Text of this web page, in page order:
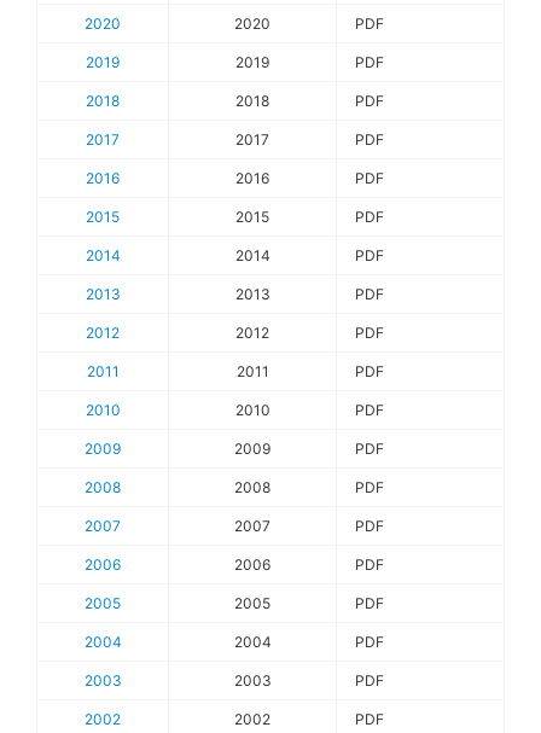
2020 2020 PDF
2019 2019 PDF
2018 2018 PDF
2017 2017 PDF
2016 2016 PDF
2015 2015 PDF
2014 2014 PDF
2013 2013 PDF
2012 2012 PDF
2011 2011 PDF
2010 2010 PDF
2009 2009 PDF
2008 2008 PDF
2007 2007 PDF
2006 2006 PDF
2005 2005 PDF
2004 2004 PDF
2003 2003 PDF
2002 2002 PDF